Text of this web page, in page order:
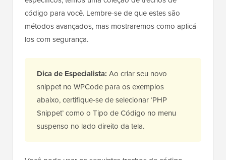
código para você. Lembre-se de que estes são
métodos avançados, mas mostraremos como aplicá-
los com segurança.
Dica de Especialista: Ao criar seu novo
snippet no WPCode para os exemplos
abaixo, certifique-se de selecionar ‘PHP
Snippet’ como o Tipo de Código no menu
suspenso no lado direito da tela.